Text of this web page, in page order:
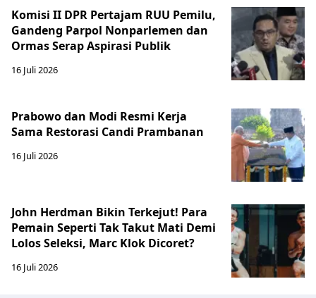
Komisi II DPR Pertajam RUU Pemilu,
Gandeng Parpol Nonparlemen dan
Ormas Serap Aspirasi Publik
16 Juli 2026
Prabowo dan Modi Resmi Kerja
Sama Restorasi Candi Prambanan
16 Juli 2026
John Herdman Bikin Terkejut! Para
Pemain Seperti Tak Takut Mati Demi
Lolos Seleksi, Marc Klok Dicoret?
16 Juli 2026